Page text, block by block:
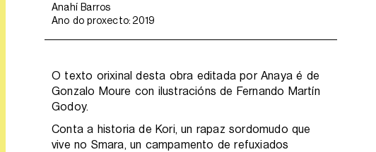
Anahí Barros
Ano do proxecto: 2019
O texto orixinal desta obra editada por Anaya é de
Gonzalo Moure con ilustracións de Fernando Martín
Godoy.
Conta a historia de Kori, un rapaz sordomudo que
vive no Smara, un campamento de refuxiados